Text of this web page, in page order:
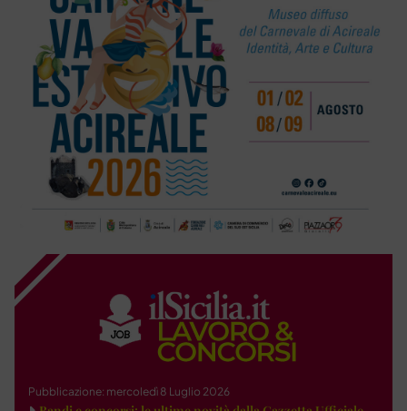
Pubblicazione: mercoledì 8 Luglio 2026